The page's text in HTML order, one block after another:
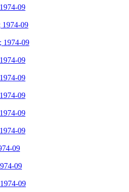
09
1974-09
1974-09
09
09
09
09
09
09
09
09